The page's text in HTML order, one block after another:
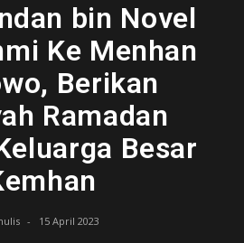
bin Novel
Ke Menhan
Berikan
Ramadan
Besar
- 15 April 2023